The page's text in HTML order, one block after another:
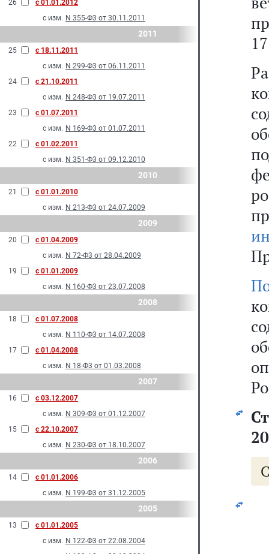
26
с 01.01.2012
с изм. N 355-Ф3 от 30.11.2011
2011
25
с 18.11.2011
с изм. N 299-Ф3 от 06.11.2011
24
с 21.10.2011
с изм. N 248-Ф3 от 19.07.2011
23
с 01.07.2011
с изм. N 169-Ф3 от 01.07.2011
22
с 01.02.2011
с изм. N 351-Ф3 от 09.12.2010
2010
21
с 01.01.2010
с изм. N 213-Ф3 от 24.07.2009
2009
20
с 01.04.2009
с изм. N 72-Ф3 от 28.04.2009
19
с 01.01.2009
с изм. N 160-Ф3 от 23.07.2008
2008
18
с 01.07.2008
с изм. N 110-Ф3 от 14.07.2008
17
с 01.04.2008
с изм. N 18-Ф3 от 01.03.2008
2007
16
с 03.12.2007
с изм. N 309-Ф3 от 01.12.2007
15
с 22.10.2007
с изм. N 230-Ф3 от 18.10.2007
2006
14
с 01.01.2006
с изм. N 199-Ф3 от 31.12.2005
2005
13
с 01.01.2005
с изм. N 122-Ф3 от 22.08.2004